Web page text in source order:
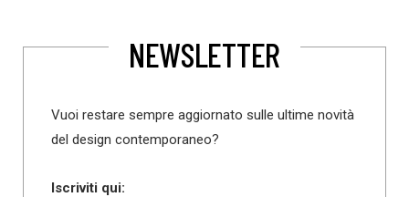
NEWSLETTER
Vuoi restare sempre aggiornato sulle ultime novità
del design contemporaneo?
Iscriviti qui: